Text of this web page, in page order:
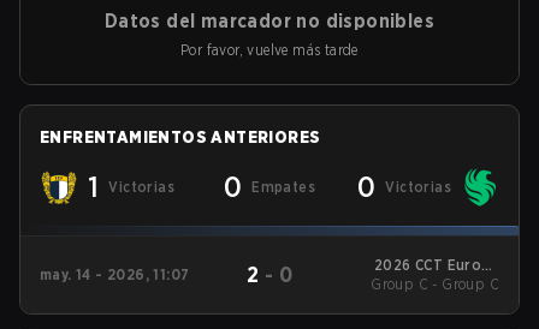
Datos del marcador no disponibles
Por favor, vuelve más tarde
ENFRENTAMIENTOS ANTERIORES
1 Victorias 0 Empates 0 Victorias
may. 14 - 2026, 11:07 2 - 0
2026 CCT Europe
Series #2
Group C - Group C